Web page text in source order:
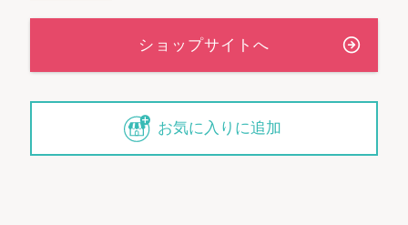
お気に入りに追加